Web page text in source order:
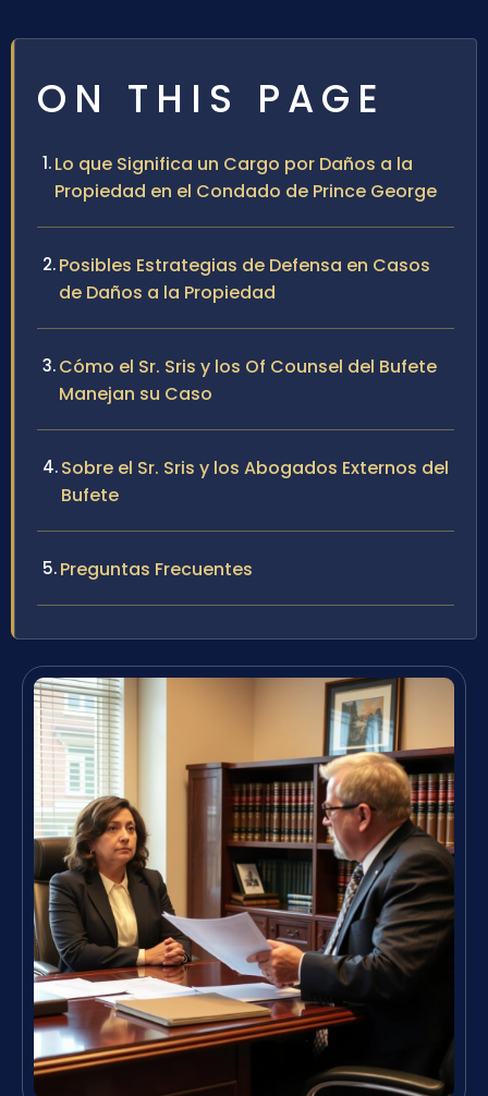
ON THIS PAGE
Lo que Significa un Cargo por Daños a la
Propiedad en el Condado de Prince George
Posibles Estrategias de Defensa en Casos
de Daños a la Propiedad
Cómo el Sr. Sris y los Of Counsel del Bufete
Manejan su Caso
Sobre el Sr. Sris y los Abogados Externos del
Bufete
Preguntas Frecuentes